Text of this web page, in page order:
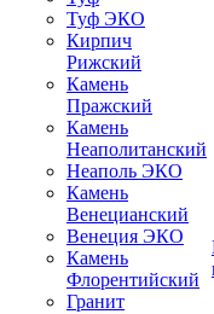
Туф ЭКО
Кирпич
Рижский
Камень
Пражский
Камень
Неаполитанский
Неаполь ЭКО
Камень
Венецианский
Венеция ЭКО
Камень
Флорентийский
Гранит